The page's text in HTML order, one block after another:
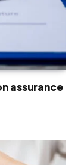
assurance